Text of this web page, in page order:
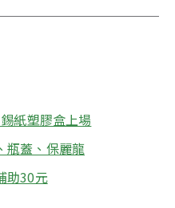
紙塑膠盒上場
瓶蓋、保麗龍
助30元